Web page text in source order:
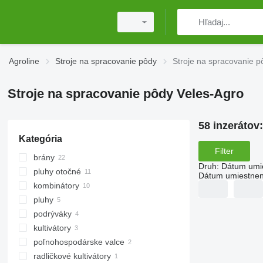
Agroline Stroje na spracovanie pôdy Stroje na spracovanie
Stroje na spracovanie pôdy Veles-Agro
Kategória
brány
diskové brány
rotáčne brany
pluhy otočné
kombinátory
pluhy
podrýváky
kultivátory
poľnohospodárske valce
sekacie valce
radličkové kultivátory
58 inzerátov:
Filter
Druh: Dátum
Dátum